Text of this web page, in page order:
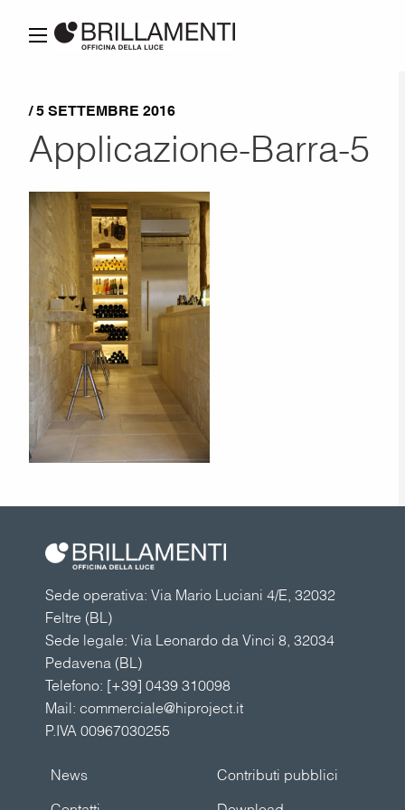
/ 5 SETTEMBRE 2016
Applicazione-Barra-5
Sede operativa: Via Mario Luciani 4/E, 32032
Feltre (BL)
Sede legale: Via Leonardo da Vinci 8, 32034
Pedavena (BL)
Telefono: [+39] 0439 310098
Mail: commerciale@hiproject.it
P.IVA 00967030255
Contributi pubblici
News